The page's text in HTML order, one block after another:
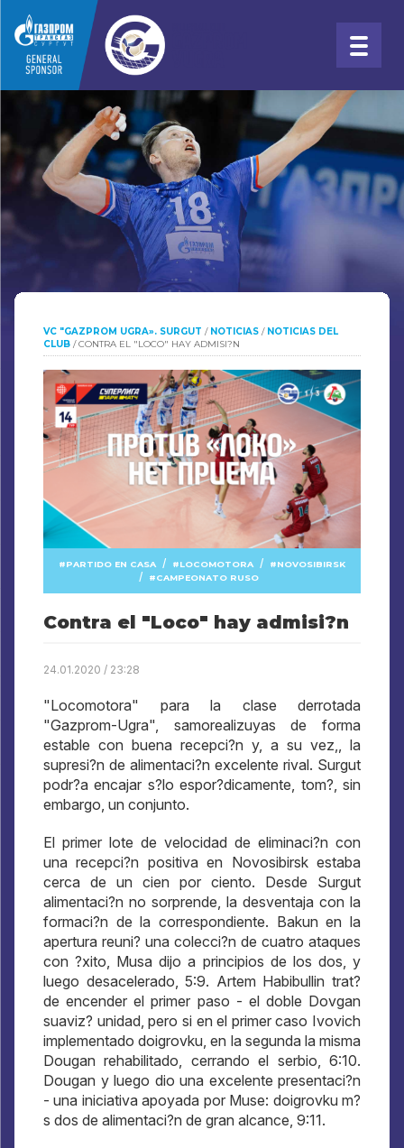
VC "GAZPROM UGRA». SURGUT / NOTICIAS / NOTICIAS DEL
CLUB /CONTRA EL "LOCO" HAY ADMISI?N
PARTIDO EN CASA / LOCOMOTORA / NOVOSIBIRSK
/ CAMPEONATO RUSO
Contra el "Loco" hay admisi?n
24.01.2020 / 23:28
"Locomotora" para la clase derrotada
"Gazprom-Ugra", samorealizuyas de forma
estable con buena recepci?n y, a su vez,, la
supresi?n de alimentaci?n excelente rival. Surgut
podr?a encajar s?lo espor?dicamente, tom?, sin
embargo, un conjunto.
El primer lote de velocidad de eliminaci?n con
una recepci?n positiva en Novosibirsk estaba
cerca de un cien por ciento. Desde Surgut
alimentaci?n no sorprende, la desventaja con la
formaci?n de la correspondiente. Bakun en la
apertura reuni? una colecci?n de cuatro ataques
con ?xito, Musa dijo a principios de los dos, y
luego desacelerado, 5:9. Artem Habibullin trat?
de encender el primer paso - el doble Dovgan
suaviz? unidad, pero si en el primer caso Ivovich
implementado doigrovku, en la segunda la misma
Dougan rehabilitado, cerrando el serbio, 6:10.
Dougan y luego dio una excelente presentaci?n
- una iniciativa apoyada por Muse: doigrovku m?
s dos de alimentaci?n de gran alcance, 9:11.